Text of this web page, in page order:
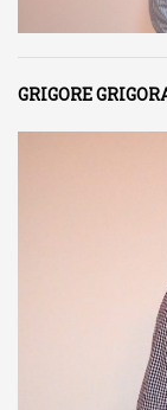
GRIGORE